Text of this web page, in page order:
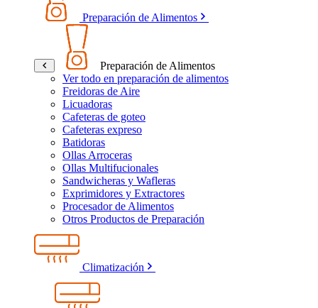
Preparación de Alimentos
Preparación de Alimentos
Ver todo en preparación de alimentos
Freidoras de Aire
Licuadoras
Cafeteras de goteo
Cafeteras expreso
Batidoras
Ollas Arroceras
Ollas Multifucionales
Sandwicheras y Wafleras
Exprimidores y Extractores
Procesador de Alimentos
Otros Productos de Preparación
Climatización